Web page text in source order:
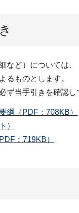
など）については
るものとします。
ず当手引きを確認し
綱（PDF：708KB）
）
：719KB）